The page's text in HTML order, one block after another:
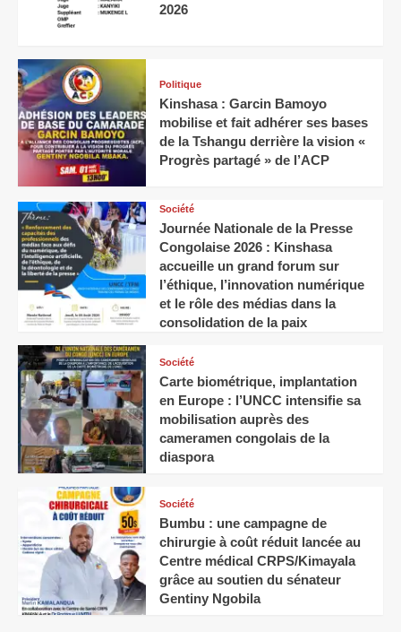
2026
Politique
Kinshasa : Garcin Bamoyo
mobilise et fait adhérer ses bases
de la Tshangu derrière la vision «
Progrès partagé » de l’ACP
Société
Journée Nationale de la Presse
Congolaise 2026 : Kinshasa
accueille un grand forum sur
l’éthique, l’innovation numérique
et le rôle des médias dans la
consolidation de la paix
Société
Carte biométrique, implantation
en Europe : l’UNCC intensifie sa
mobilisation auprès des
cameramen congolais de la
diaspora
Société
Bumbu : une campagne de
chirurgie à coût réduit lancée au
Centre médical CRPS/Kimayala
grâce au soutien du sénateur
Gentiny Ngobila